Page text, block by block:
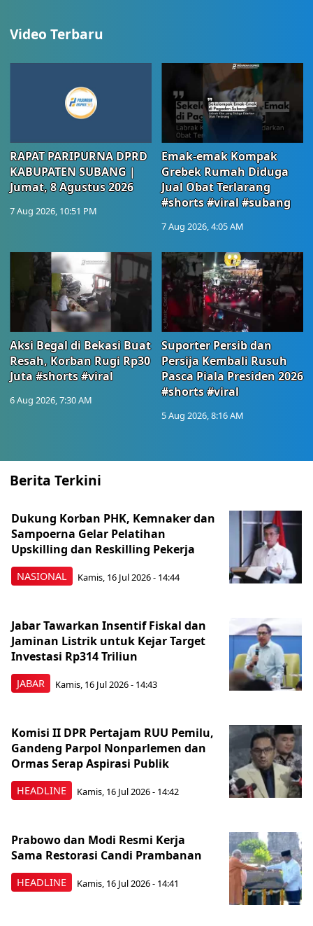
Video Terbaru
RAPAT PARIPURNA DPRD
KABUPATEN SUBANG |
Jumat, 8 Agustus 2026
7 Aug 2026, 10:51 PM
Emak-emak Kompak
Grebek Rumah Diduga
Jual Obat Terlarang
#shorts #viral #subang
7 Aug 2026, 4:05 AM
Aksi Begal di Bekasi Buat
Resah, Korban Rugi Rp30
Juta #shorts #viral
6 Aug 2026, 7:30 AM
Suporter Persib dan
Persija Kembali Rusuh
Pasca Piala Presiden 2026
#shorts #viral
5 Aug 2026, 8:16 AM
Berita Terkini
NASIONAL
Dukung Korban PHK, Kemnaker dan
Sampoerna Gelar Pelatihan
Upskilling dan Reskilling Pekerja
Kamis, 16 Jul 2026 - 14:44
JABAR
Jabar Tawarkan Insentif Fiskal dan
Jaminan Listrik untuk Kejar Target
Investasi Rp314 Triliun
Kamis, 16 Jul 2026 - 14:43
HEADLINE
Komisi II DPR Pertajam RUU Pemilu,
Gandeng Parpol Nonparlemen dan
Ormas Serap Aspirasi Publik
Kamis, 16 Jul 2026 - 14:42
HEADLINE
Prabowo dan Modi Resmi Kerja
Sama Restorasi Candi Prambanan
Kamis, 16 Jul 2026 - 14:41